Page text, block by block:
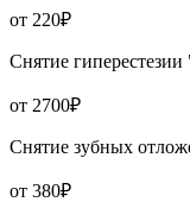
от 220₽
Снятие
от 2700₽
Снятие зубных
от 380₽